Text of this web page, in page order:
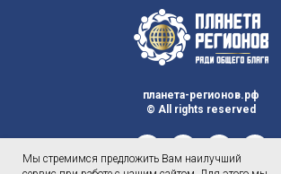
Мы стремимся предложить Вам наилучший
планета-регионов.рф
© All rights reserved